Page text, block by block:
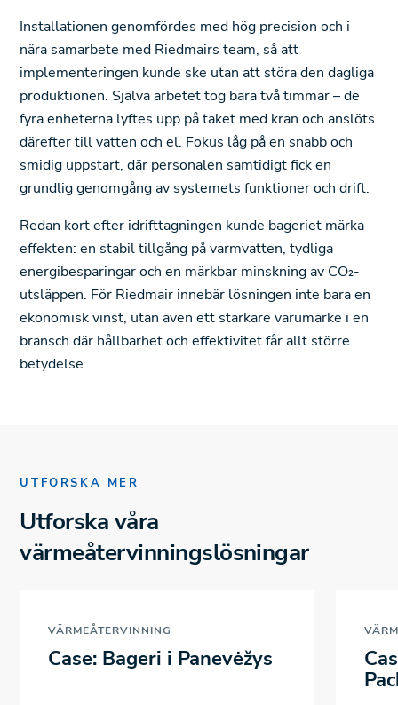
Installationen genomfördes med hög precision och i
nära samarbete med Riedmairs team, så att
implementeringen kunde ske utan att störa den dagliga
produktionen. Själva arbetet tog bara två timmar – de
fyra enheterna lyftes upp på taket med kran och anslöts
därefter till vatten och el. Fokus låg på en snabb och
smidig uppstart, där personalen samtidigt fick en
grundlig genomgång av systemets funktioner och drift.
Redan kort efter idrifttagningen kunde bageriet märka
effekten: en stabil tillgång på varmvatten, tydliga
energibesparingar och en märkbar minskning av CO₂-
utsläppen. För Riedmair innebär lösningen inte bara en
ekonomisk vinst, utan även ett starkare varumärke i en
bransch där hållbarhet och effektivitet får allt större
betydelse.
UTFORSKA MER
Utforska våra
värmeåtervinningslösningar
VÄRMEÅTERVINNING
Case: Bageri i Panevėžys